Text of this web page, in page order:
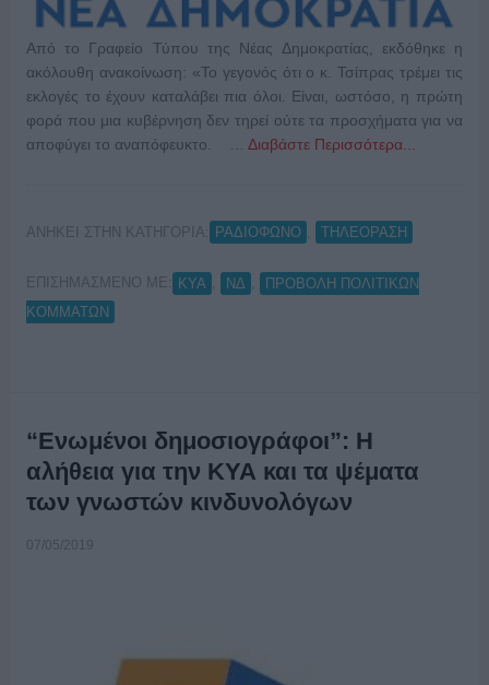
Από το Γραφείο Τύπου της Νέας Δημοκρατίας, εκδόθηκε η
ακόλουθη ανακοίνωση: «Το γεγονός ότι ο κ. Τσίπρας τρέμει τις
εκλογές το έχουν καταλάβει πια όλοι. Είναι, ωστόσο, η πρώτη
φορά που μια κυβέρνηση δεν τηρεί ούτε τα προσχήματα για να
αποφύγει το αναπόφευκτο. … Διαβάστε Περισσότερα...
ΑΝΗΚΕΙ ΣΤΗΝ ΚΑΤΗΓΟΡΙΑ: ΡΑΔΙΟΦΩΝΟ ΤΗΛΕΟΡΑΣΗ
ΕΠΙΣΗΜΑΣΜΕΝΟ ΜΕ: ΚΥΑ ΝΔ
ΠΡΟΒΟΛΗ ΠΟΛΙΤΙΚΩΝ
ΚΟΜΜΑΤΩΝ
“Ενωμένοι δημοσιογράφοι”: Η
αλήθεια για την ΚΥΑ και τα ψέματα
των γνωστών κινδυνολόγων
07/05/2019